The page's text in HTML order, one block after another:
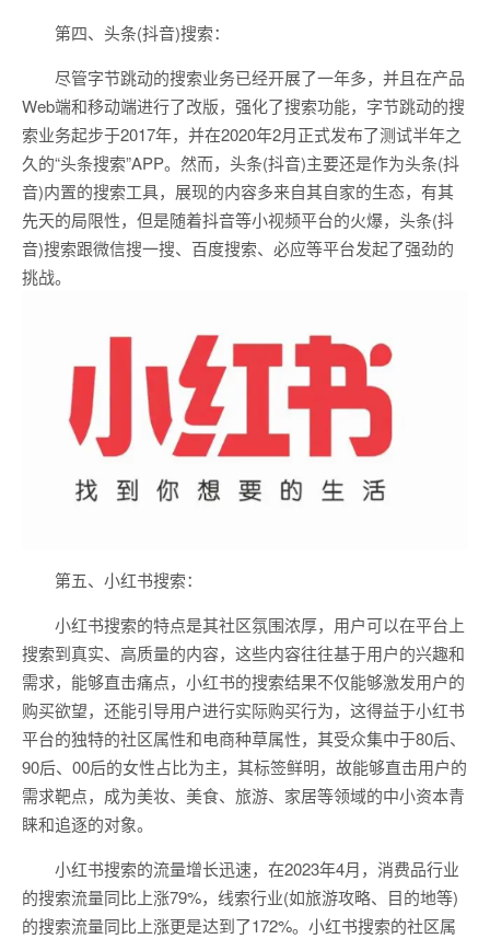
第四、头条(抖音)搜索：
尽管字节跳动的搜索业务已经开展了一年多，并且在产品
Web端和移动端进行了改版，强化了搜索功能，字节跳动的搜
索业务起步于2017年，并在2020年2月正式发布了测试半年之
久的“头条搜索”APP。然而，头条(抖音)主要还是作为头条(抖
音)内置的搜索工具，展现的内容多来自其自家的生态，有其
先天的局限性，但是随着抖音等小视频平台的火爆，头条(抖
音)搜索跟微信搜一搜、百度搜索、必应等平台发起了强劲的
挑战。
第五、小红书搜索：
小红书搜索的特点是其社区氛围浓厚，用户可以在平台上
搜索到真实、高质量的内容，这些内容往往基于用户的兴趣和
需求，能够直击痛点，小红书的搜索结果不仅能够激发用户的
购买欲望，还能引导用户进行实际购买行为，这得益于小红书
平台的独特的社区属性和电商种草属性，其受众集中于80后、
90后、00后的女性占比为主，其标签鲜明，故能够直击用户的
需求靶点，成为美妆、美食、旅游、家居等领域的中小资本青
睐和追逐的对象。
小红书搜索的流量增长迅速，在2023年4月，消费品行业
的搜索流量同比上涨79%，线索行业(如旅游攻略、目的地等)
的搜索流量同比上涨更是达到了172%。小红书搜索的社区属